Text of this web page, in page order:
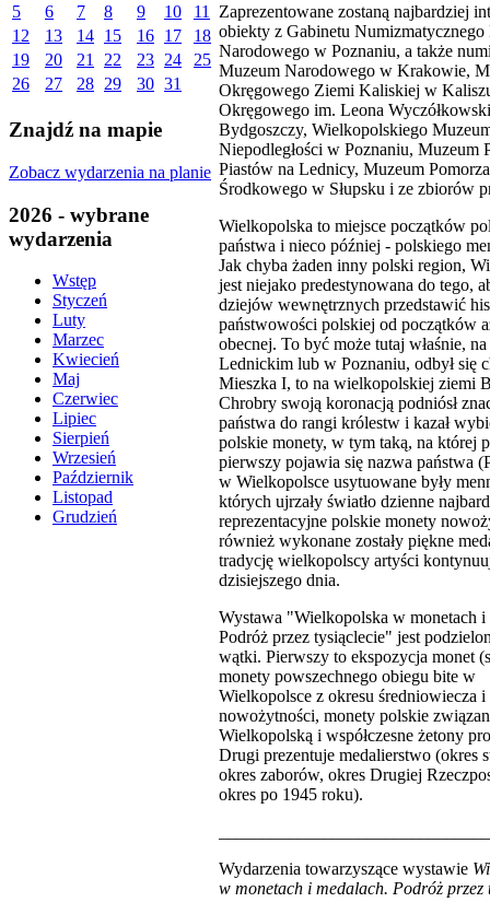
5
6 7 8 9 10
11
12
13 14 15 16 17
18
19
20 21 22 23 24
25
26
27 28 29 30 31
Znajdź na mapie
Zobacz wydarzenia na planie
2026 - wybrane
wydarzenia
Wstęp
Styczeń
Luty
Marzec
Kwiecień
Maj
Czerwiec
Lipiec
Sierpień
Wrzesień
Październik
Listopad
Grudzień
Zaprezentowane zostaną najbardziej
obiekty z Gabinetu Numizmatycznego
Narodowego w Poznaniu, a także
Muzeum Narodowego w Krakowie,
Okręgowego Ziemi Kaliskiej w
Okręgowego im. Leona
Bydgoszczy, Wielkopolskiego
Niepodległości w Poznaniu, Muzeum
Piastów na Lednicy, Muzeum Pomorza
Środkowego w Słupsku i ze zbiorów
Wielkopolska to miejsce początków
państwa i nieco później - polskiego
Jak chyba żaden inny polski region,
jest niejako predestynowana do tego,
dziejów wewnętrznych przedstawić
państwowości polskiej od początków
obecnej. To być może tutaj właśnie,
Lednickim lub w Poznaniu, odbył się
Mieszka I, to na wielkopolskiej ziemi
Chrobry swoją koronacją podniósł
państwa do rangi królestw i kazał
polskie monety, w tym taką, na której
pierwszy pojawia się nazwa państwa
w Wielkopolsce usytuowane były
których ujrzały światło dzienne
reprezentacyjne polskie monety
również wykonane zostały piękne
tradycję wielkopolscy artyści
dzisiejszego dnia.
Wystawa "Wielkopolska w monetach i
Podróż przez tysiąclecie" jest
wątki. Pierwszy to ekspozycja monet
monety powszechnego obiegu bite w
Wielkopolsce z okresu średniowiecza i
nowożytności, monety polskie
Wielkopolską i współczesne żetony
Drugi prezentuje medalierstwo (okres
okres zaborów, okres Drugiej
okres po 1945 roku).
Wydarzenia towarzyszące wystawie
w monetach i medalach. Podróż przez